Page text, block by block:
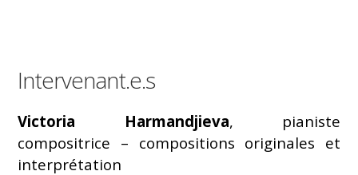
Intervenant.e.s
Victoria Harmandjieva, pianiste
compositrice – compositions originales et
interprétation